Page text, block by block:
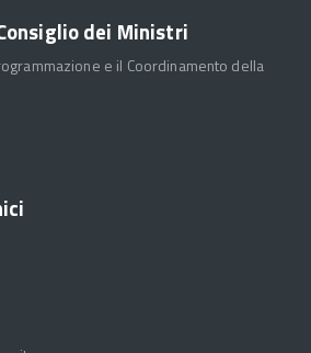
dei Ministri
e il Coordinamento della